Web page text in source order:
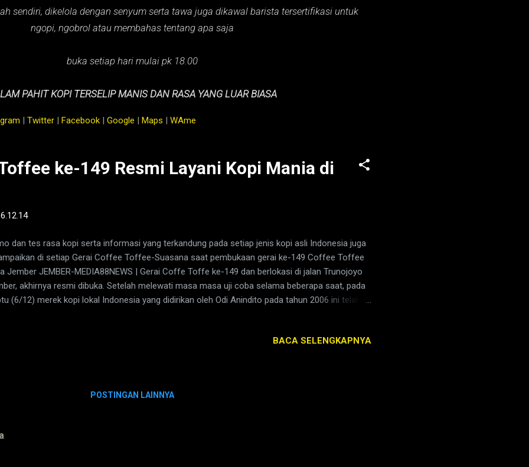
sendiri, dikelola dengan senyum serta tawa juga dikawal barista tersertifikasi untuk
ngopi, ngobrol atau membahas tentang apa saja
buka setiap hari mulai pk 18.00
PAHIT KOPI TERSELIP MANIS DAN RASA YANG LUAR BIASA
| Twitter | Facebook | Google | Maps | WAme
ke-149 Resmi Layani Kopi Mania di
6.12.14
dan tes rasa kopi serta informasi yang terkandung pada setiap jenis kopi asli Indonesia juga
di setiap Gerai Coffee Toffee-Suasana saat pembukaan gerai ke-149 Coffee Toffee
Jember JEMBER-MEDIA88NEWS | Gerai Coffe Toffe ke-149 dan berlokasi di jalan Trunojoyo
akhirnya resmi dibuka. Setelah melewati masa masa uji coba selama beberapa saat, pada
(6/12) merek kopi lokal Indonesia yang didirikan oleh Odi Anindito pada tahun 2006 ini telah
biji kopi yang berkualitas bagi para pecinta dan penikmat kopi. "Semangat kami
BACA SELENGKAPNYA
POSTINGAN LAINNYA